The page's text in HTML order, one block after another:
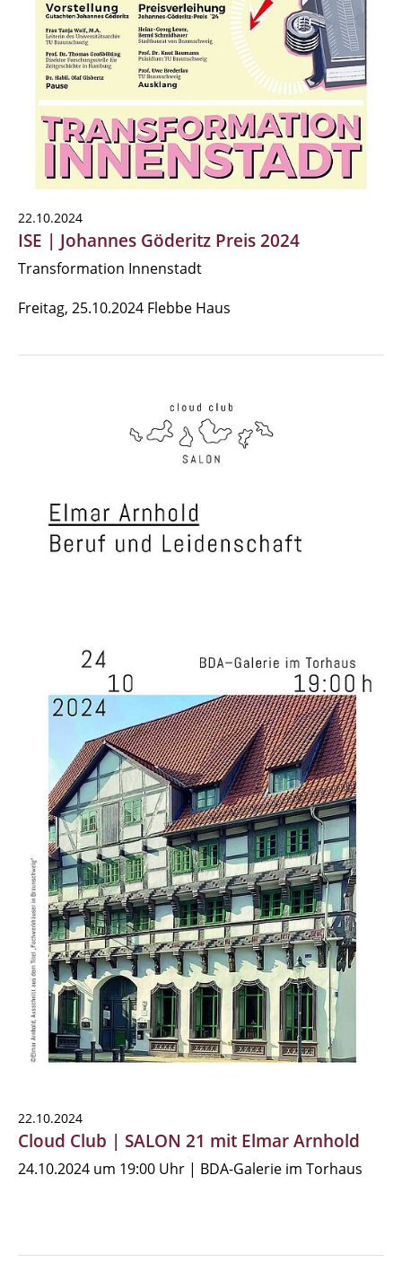
22.10.2024
ISE | Johannes Göderitz Preis 2024
Transformation Innenstadt
Freitag, 25.10.2024 Flebbe Haus
22.10.2024
Cloud Club | SALON 21 mit Elmar Arnhold
24.10.2024 um 19:00 Uhr | BDA-Galerie im Torhaus